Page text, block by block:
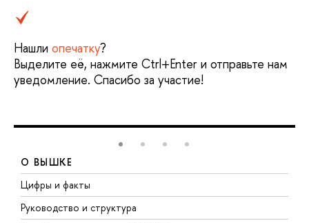
Нашли опечатку?
Выделите её, нажмите Ctrl+Enter и отправьте нам
уведомление. Спасибо за участие!
О ВЫШКЕ
Цифры и факты
Руководство и структура